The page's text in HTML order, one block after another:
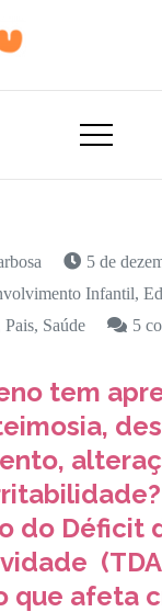
5 de
Infantil,
Pais, Saúde 5
tem
do Déficit
que afeta